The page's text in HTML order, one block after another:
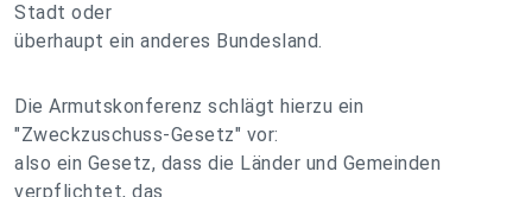
Stadt oder
überhaupt ein anderes Bundesland.
Die Armutskonferenz schlägt hierzu ein
"Zweckzuschuss-Gesetz" vor:
also ein Gesetz, dass die Länder und Gemeinden
verpflichtet, das